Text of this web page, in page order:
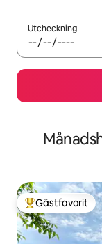
Utcheckning
Populär
Gästfavorit